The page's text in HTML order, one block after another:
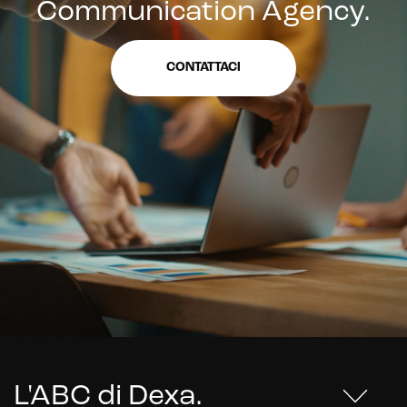
Communication Agency.
CONTATTACI
L'ABC di Dexa.